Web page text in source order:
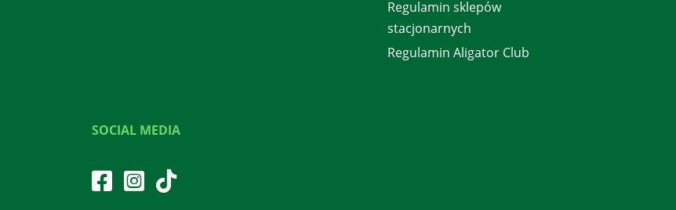
Regulamin sklepów
stacjonarnych
Regulamin Aligator Club
SOCIAL MEDIA